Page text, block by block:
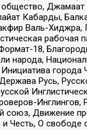
общество, Джамаат
Кабарды,
Валь-Хиджра,
рабочая
18,
народа,
города
Русь,
Инглингов,
союз, Движение
Честь, О свободе